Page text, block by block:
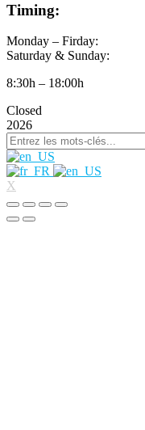
Timing:
Monday – Firday:
Saturday & Sunday:
8:30h – 18:00h
Closed
2026
X